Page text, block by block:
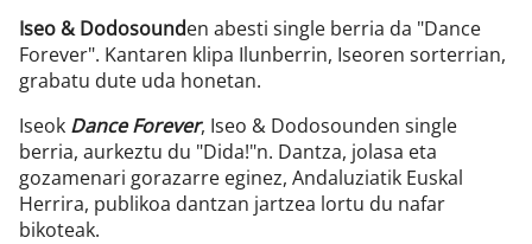
Iseo & Dodosounden abesti single berria da "Dance
Forever". Kantaren klipa Ilunberrin, Iseoren sorterrian,
grabatu dute uda honetan.
Iseok Dance Forever, Iseo & Dodosounden single
berria, aurkeztu du "Dida!"n. Dantza, jolasa eta
gozamenari gorazarre eginez, Andaluziatik Euskal
Herrira, publikoa dantzan jartzea lortu du nafar
bikoteak.